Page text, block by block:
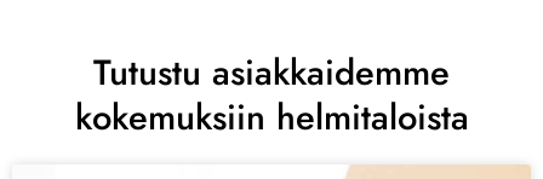
Tutustu asiakkaidemme
kokemuksiin helmitaloista